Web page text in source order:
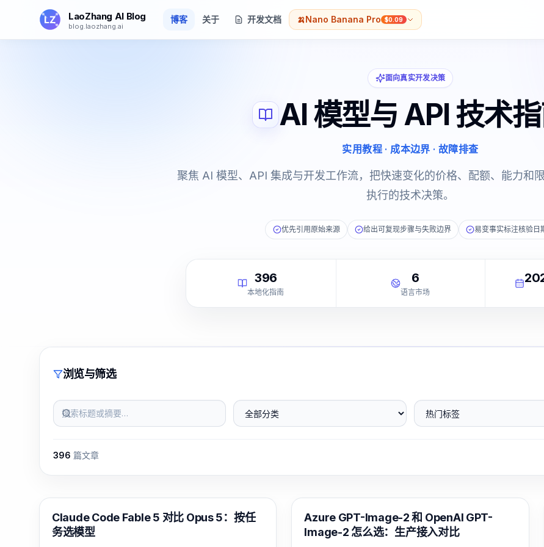
跳转到主要内容
LaoZhang AI Blog
blog.laozhang.ai
博客 关于 开发文档 🍌Nano Banana Pro $0.09
面向真实开发决策
AI 模型与 API 技术
实用教程 · 成本边界 · 故障排查
聚焦 AI 模型、API 集成与开发工作流，把快速变化的价格、配额、能力和
执行的技术决策。
优先引用原始来源 给出可复现步骤与失败边界 易变事实标注核验日
396
本地化指南
6
语言市场
浏览与筛选
搜索标题或摘要… 全部分类 热门标签
396 篇文章
Claude Code
Claude Code Fable 5 对比 Opus 5：按任
务选模型
AI 图像生成
Azure GPT-Image-2 和 OpenAI GPT-
Image-2 怎么选：生产接入对比